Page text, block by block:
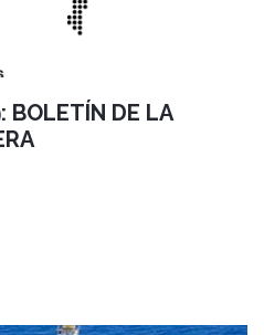
BOLETÍN DE LA